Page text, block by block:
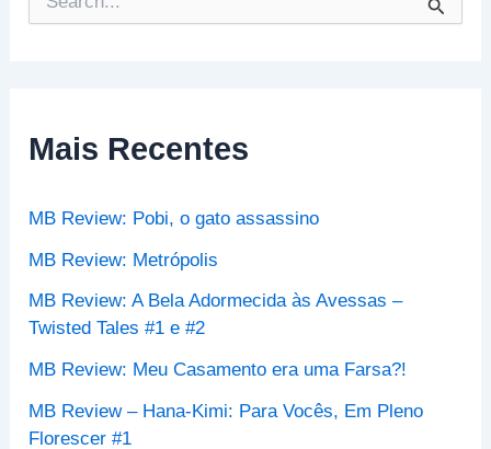
e
s
a
o
:
Mais Recentes
MB Review: Pobi, o gato assassino
MB Review: Metrópolis
MB Review: A Bela Adormecida às Avessas –
Twisted Tales #1 e #2
MB Review: Meu Casamento era uma Farsa?!
MB Review – Hana-Kimi: Para Vocês, Em Pleno
Florescer #1